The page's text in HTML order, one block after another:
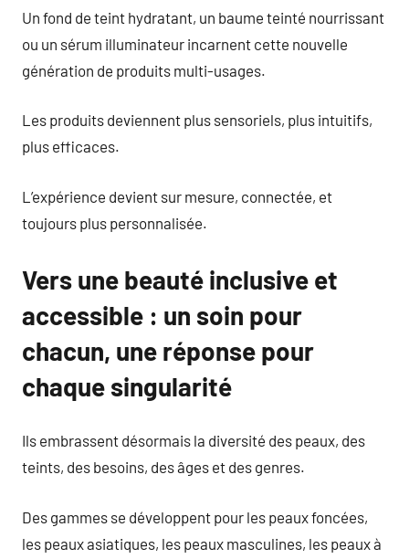
Un fond de teint hydratant, un baume teinté nourrissant
ou un sérum illuminateur incarnent cette nouvelle
génération de produits multi-usages.
Les produits deviennent plus sensoriels, plus intuitifs,
plus efficaces.
L’expérience devient sur mesure, connectée, et
toujours plus personnalisée.
Vers une beauté inclusive et
accessible : un soin pour
chacun, une réponse pour
chaque singularité
Ils embrassent désormais la diversité des peaux, des
teints, des besoins, des âges et des genres.
Des gammes se développent pour les peaux foncées,
les peaux asiatiques, les peaux masculines, les peaux à